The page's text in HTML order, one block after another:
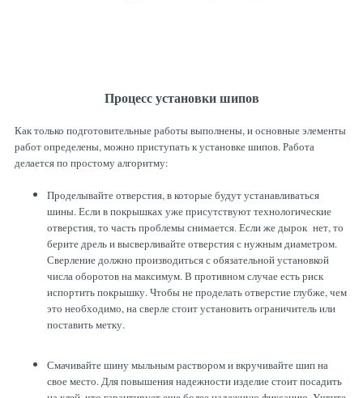
Процесс установки шипов
Как только подготовительные работы выполнены, и основные элементы
работ определены, можно приступать к установке шипов. Работа
делается по простому алгоритму:
Проделывайте отверстия, в которые будут устанавливаться
шины. Если в покрышках уже присутствуют технологические
отверстия, то часть проблемы снимается. Если же дырок нет, то
берите дрель и высверливайте отверстия с нужным диаметром.
Сверление должно производиться с обязательной установкой
числа оборотов на максимум. В противном случае есть риск
испортить покрышку. Чтобы не проделать отверстие глубже, чем
это необходимо, на сверле стоит установить ограничитель или
поставить метку.
Смачивайте шину мыльным раствором и вкручивайте шип на
свое место. Для повышения надежности изделие стоит посадить